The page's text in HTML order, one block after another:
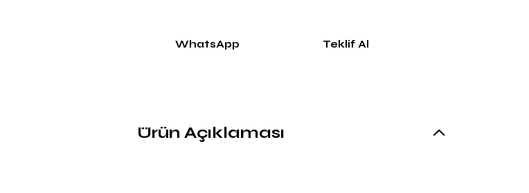
WhatsApp Teklif Al
Ürün Açıklaması